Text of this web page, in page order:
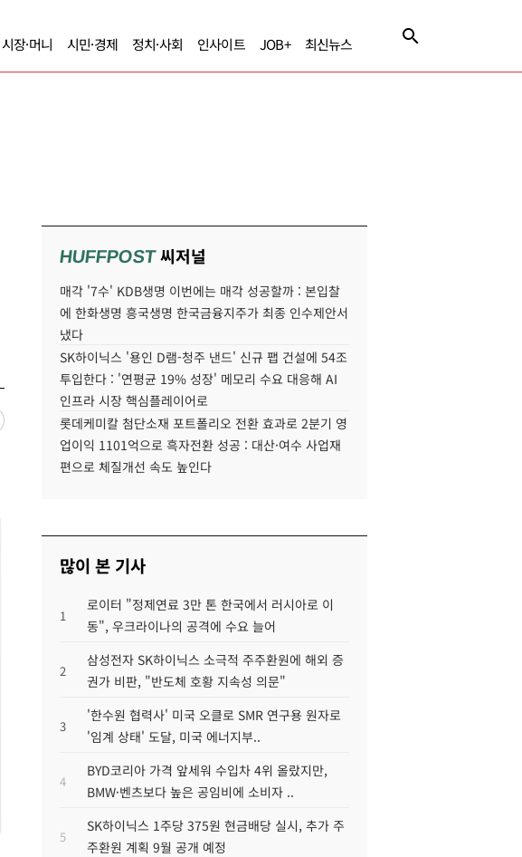
시장·머니 시민·경제 정치·사회 인사이트 JOB+ 최신뉴스
HUFFPOST씨저널
매각 '7수' KDB생명 이번에는 매각 성공할까 : 본입찰
에 한화생명 흥국생명 한국금융지주가 최종 인수제안서
냈다
SK하이닉스 '용인 D램-청주 낸드' 신규 팹 건설에 54조
투입한다 : '연평균 19% 성장' 메모리 수요 대응해 AI
인프라 시장 핵심플레이어로
롯데케미칼 첨단소재 포트폴리오 전환 효과로 2분기 영
업이익 1101억으로 흑자전환 성공 : 대산·여수 사업재
편으로 체질개선 속도 높인다
많이 본 기사
1
로이터 "정제연료 3만 톤 한국에서 러시아로 이
동", 우크라이나의 공격에 수요 늘어
2
삼성전자 SK하이닉스 소극적 주주환원에 해외 증
권가 비판, "반도체 호황 지속성 의문"
3
'한수원 협력사' 미국 오클로 SMR 연구용 원자로
'임계 상태' 도달, 미국 에너지부..
4
BYD코리아 가격 앞세워 수입차 4위 올랐지만,
BMW·벤츠보다 높은 공임비에 소비자 ..
5
SK하이닉스 1주당 375원 현금배당 실시, 추가 주
주환원 계획 9월 공개 예정